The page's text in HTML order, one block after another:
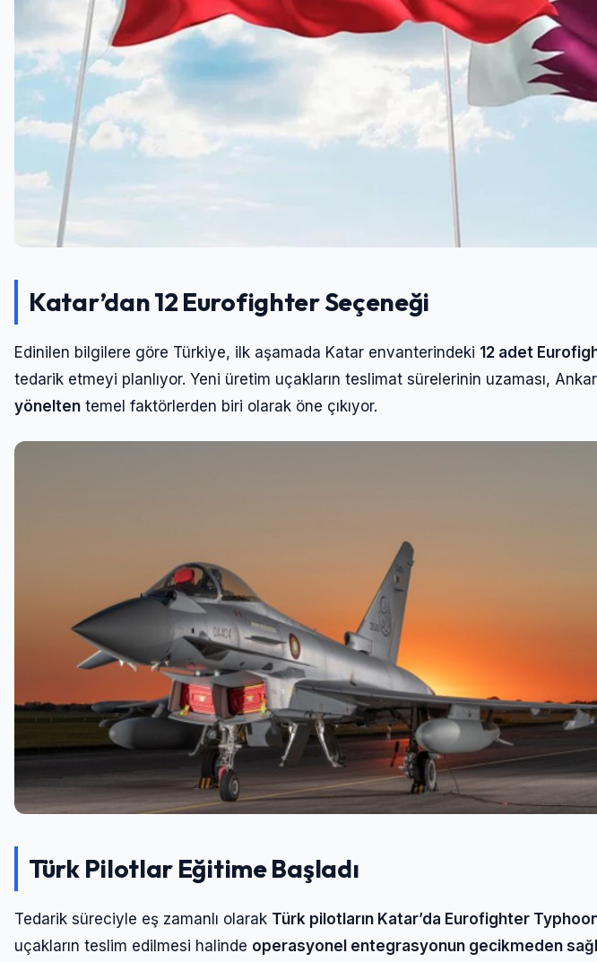
Katar’dan 12 Eurofighter Seçeneği
Edinilen bilgilere göre Türkiye, ilk aşamada Katar envanterindeki 12 adet
tedarik etmeyi planlıyor. Yeni üretim uçakların teslimat sürelerinin uzaması,
yönelten temel faktörlerden biri olarak öne çıkıyor.
Türk Pilotlar Eğitime Başladı
Tedarik süreciyle eş zamanlı olarak Türk pilotların Katar’da Eurofighter
uçakların teslim edilmesi halinde operasyonel entegrasyonun gecikmeden